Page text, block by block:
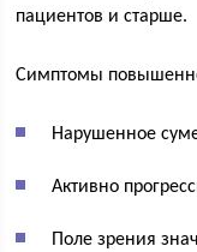
пациентов и старше.
Симптомы
Нарушенное
Активно
Поле зрения